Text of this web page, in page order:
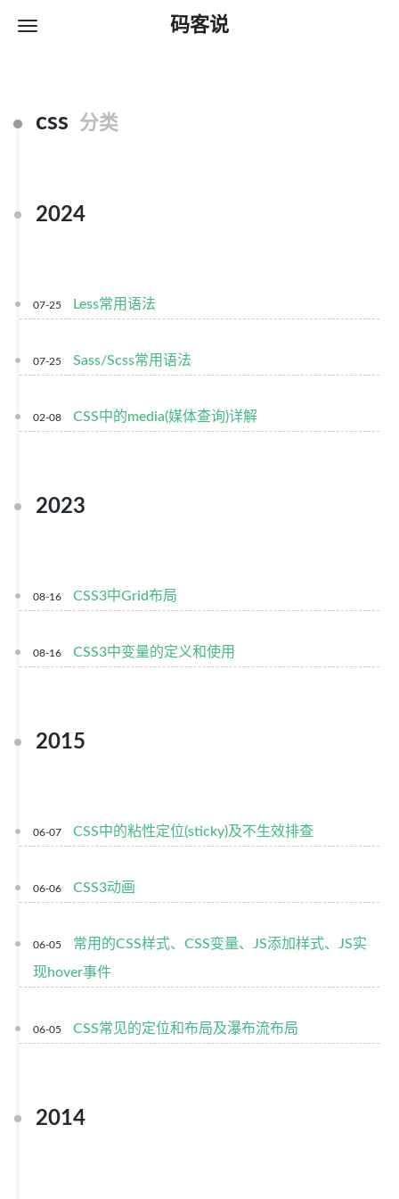
码客说
css 分类
2024
07-25 Less常用语法
07-25 Sass/Scss常用语法
02-08 CSS中的media(媒体查询)详解
2023
08-16 CSS3中Grid布局
08-16 CSS3中变量的定义和使用
2015
06-07 CSS中的粘性定位(sticky)及不生效排查
06-06 CSS3动画
06-05
常用的CSS样式、CSS变量、JS添加样式、JS实
现hover事件
06-05 CSS常见的定位和布局及瀑布流布局
2014